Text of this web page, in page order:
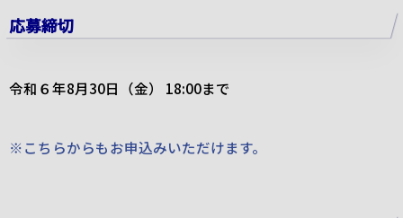
応募締切
令和６年8月30日（金） 18:00まで
※こちらからもお申込みいただけます。